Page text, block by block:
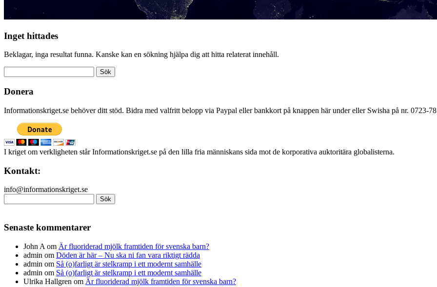
Inget hittades
Beklagar, inga resultat funna. Kanske kan en sökning hjälpa dig att hitta relaterat innehåll.
efter:
Donera
Informationskriget.se behöver ditt stöd. Bidra med valfritt belopp via Paypal eller bankkort på knappen här under eller Swisha på nr. 0723-
I kriget om verkligheten står Informationskriget.se på den lilla fria människans sida mot de korporativa auktoritära globalisterna.
Kontakt:
info@informationskriget.se
efter:
Senaste kommentarer
John A om Är fluoriderad mjölk framtiden för svenska barn?
admin om Döden är här – Nu ska ni fan vara riktigt rädda
admin om Så (o)farligt är stelkramp i ett modernt samhälle
admin om Så (o)farligt är stelkramp i ett modernt samhälle
Ulrika Hallgren om Är fluoriderad mjölk framtiden för svenska barn?